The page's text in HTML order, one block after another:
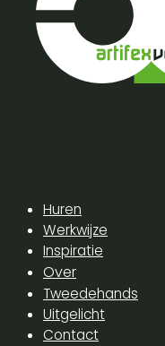
Huren
Werkwijze
Inspiratie
Over
Tweedehands
Uitgelicht
Contact